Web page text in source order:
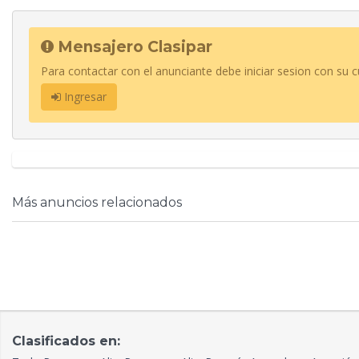
Mensajero Clasipar
Para contactar con el anunciante debe iniciar sesion con su
Ingresar
Más anuncios relacionados
Clasificados en: